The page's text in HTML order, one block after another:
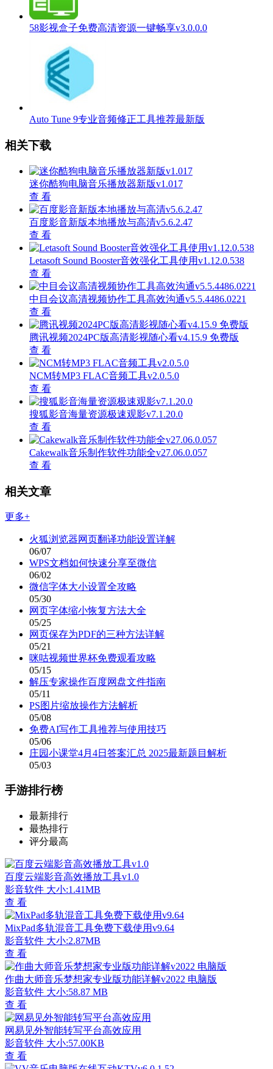
58影视盒子免费高清资源一键畅享v3.0.0.0
Auto Tune 9专业音频修正工具推荐最新版
相关下载
迷你酷狗电脑音乐播放器新版v1.017
查 看
百度影音新版本地播放与高清v5.6.2.47
查 看
Letasoft Sound Booster音效强化工具使用v1.12.0.538
查 看
中目会议高清视频协作工具高效沟通v5.5.4486.0221
查 看
腾讯视频2024PC版高清影视随心看v4.15.9 免费版
查 看
NCM转MP3 FLAC音频工具v2.0.5.0
查 看
搜狐影音海量资源极速观影v7.1.20.0
查 看
Cakewalk音乐制作软件功能全v27.06.0.057
查 看
相关文章
更多+
火狐浏览器网页翻译功能设置详解
06/07
WPS文档如何快速分享至微信
06/02
微信字体大小设置全攻略
05/30
网页字体缩小恢复方法大全
05/25
网页保存为PDF的三种方法详解
05/21
咪咕视频世界杯免费观看攻略
05/15
解压专家操作百度网盘文件指南
05/11
PS图片缩放操作方法解析
05/08
免费AI写作工具推荐与使用技巧
05/06
庄园小课堂4月4日答案汇总 2025最新题目解析
05/03
手游排行榜
最新排行
最热排行
评分最高
百度云端影音高效播放工具v1.0
影音软件 大小:1.41MB
查 看
MixPad多轨混音工具免费下载使用v9.64
影音软件 大小:2.87MB
查 看
作曲大师音乐梦想家专业版功能详解v2022 电脑版
影音软件 大小:58.87 MB
查 看
网易见外智能转写平台高效应用
影音软件 大小:57.00KB
查 看